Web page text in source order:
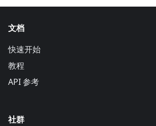
文档
快速开始
教程
API 参考
社群